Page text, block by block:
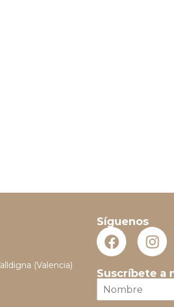
(Valencia)
Síguenos
Suscríbete a